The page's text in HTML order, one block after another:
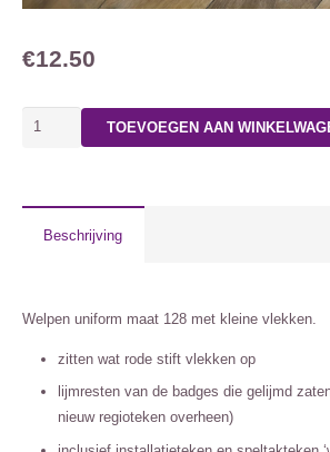
€12.50
Welpen
TOEVOEGEN AAN
Beschrijving
Welpen uniform maat 128 met kleine vlekken.
zitten wat rode stift vlekken op
lijmresten van de badges die gelijmd
nieuw regioteken overheen)